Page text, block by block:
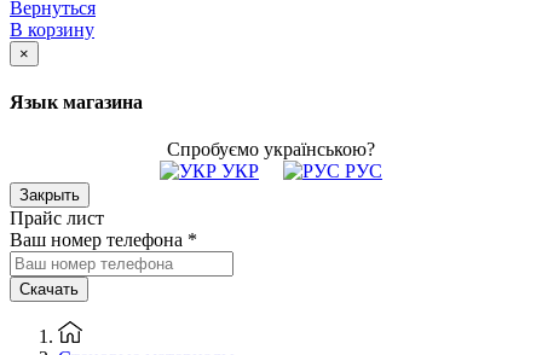
Вернуться
В корзину
×
Язык магазина
Спробуємо українською?
УКР
РУС
Закрыть
Прайс лист
Ваш номер телефона *
Скачать